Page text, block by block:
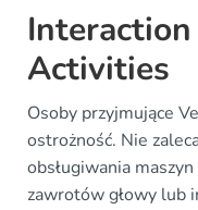
Activities
Osoby przyjmujące
ostrożność. Nie
obsługiwania
zawrotów głowy lub